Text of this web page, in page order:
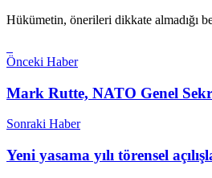
Hükümetin, önerileri dikkate almadığı
Önceki Haber
Mark Rutte, NATO Genel
Sonraki Haber
Yeni yasama yılı törensel